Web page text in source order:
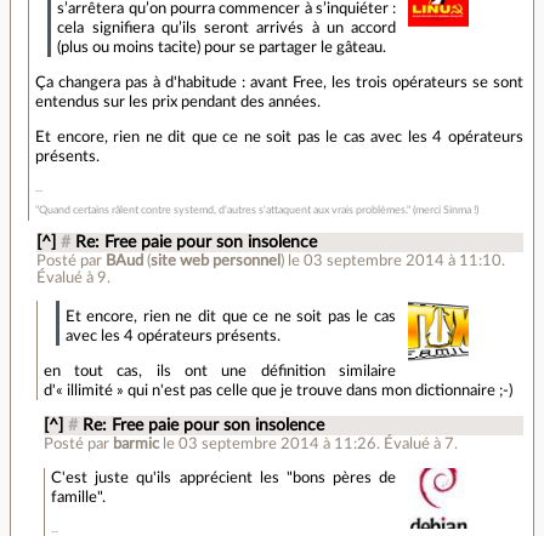
s’arrêtera qu’on pourra commencer à s’inquiéter :
cela signifiera qu’ils seront arrivés à un accord
(plus ou moins tacite) pour se partager le gâteau.
Ça changera pas à d'habitude : avant Free, les trois opérateurs se sont
entendus sur les prix pendant des années.
Et encore, rien ne dit que ce ne soit pas le cas avec les 4 opérateurs
présents.
"Quand certains râlent contre systemd, d'autres s'attaquent aux vrais problèmes." (merci Sinma !)
[^] # Re: Free paie pour son insolence
Posté par BAud (site web personnel ) le 03 septembre 2014 à 11:10.
Évalué à 9.
Et encore, rien ne dit que ce ne soit pas le cas
avec les 4 opérateurs présents.
en tout cas, ils ont une définition similaire
d'« illimité » qui n'est pas celle que je trouve dans mon dictionnaire ;-)
[^] # Re: Free paie pour son insolence
Posté par barmic le 03 septembre 2014 à 11:26. Évalué à7.
C'est juste qu'ils apprécient les "bons pères de
famille".